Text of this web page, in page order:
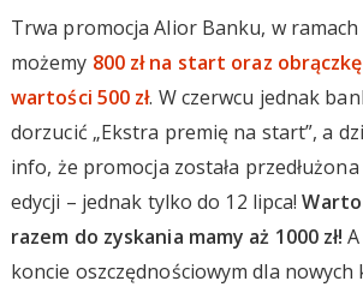
Trwa promocja Alior Banku, w
możemy 800 zł na start oraz
wartości 500 zł. W czerwcu jednak
dorzucić „Ekstra premię na start”, a
info, że promocja została
edycji – jednak tylko do 12 lipca!
razem do zyskania mamy aż 1000 zł!
koncie oszczędnościowym dla